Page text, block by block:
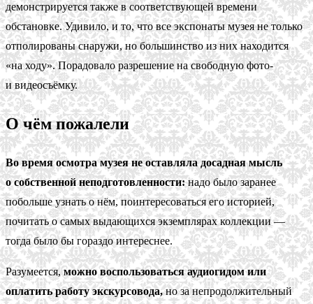
демонстрируется также в соответствующей времени
обстановке. Удивило, и то, что все экспонаты музея не только
отполированы снаружи, но большинство из них находится
«на ходу». Порадовало разрешение на свободную фото-
и видеосъёмку.
О чём пожалели
Во время осмотра музея не оставляла досадная мысль
о собственной неподготовленности:надо было заранее
побольше узнать о нём, поинтересоваться его историей,
почитать о самых выдающихся экземплярах коллекции —
тогда было бы гораздо интереснее.
Разумеется,можно воспользоваться аудиогидом или
оплатить работу экскурсовода,но за непродолжительный